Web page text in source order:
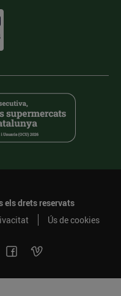
els drets reservats
Ús de cookies